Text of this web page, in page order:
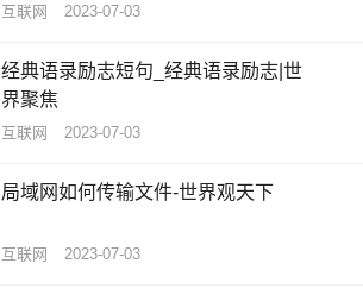
互联网 2023-07-03
经典语录励志短句_经典语录励志|世
界聚焦
互联网 2023-07-03
局域网如何传输文件-世界观天下
互联网 2023-07-03